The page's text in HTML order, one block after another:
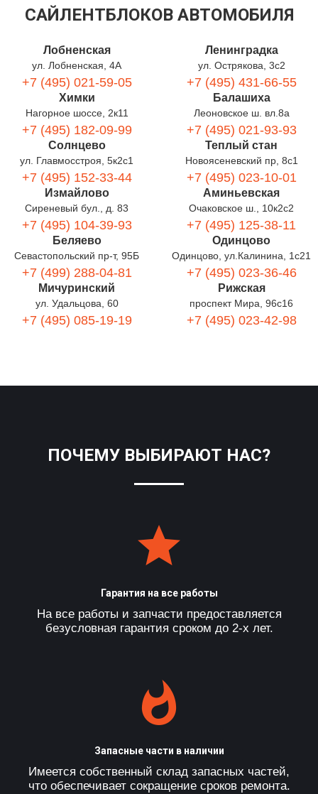
САЙЛЕНТБЛОКОВ АВТОМОБИЛЯ
Лобненская
ул. Лобненская, 4А
+7 (495) 021-59-05
Ленинградка
ул. Острякова, 3с2
+7 (495) 431-66-55
Химки
Нагорное шоссе, 2к11
+7 (495) 182-09-99
Балашиха
Леоновское ш. вл.8а
+7 (495) 021-93-93
Солнцево
ул. Главмосстроя, 5к2с1
+7 (495) 152-33-44
Теплый стан
Новоясеневский пр, 8с1
+7 (495) 023-10-01
Измайлово
Сиреневый бул., д. 83
+7 (495) 104-39-93
Аминьевская
Очаковское ш., 10к2с2
+7 (495) 125-38-11
Беляево
Севастопольский пр-т, 95Б
+7 (499) 288-04-81
Одинцово
Одинцово, ул.Калинина, 1с21
+7 (495) 023-36-46
Мичуринский
ул. Удальцова, 60
+7 (495) 085-19-19
Рижская
проспект Мира, 96с16
+7 (495) 023-42-98
ПОЧЕМУ ВЫБИРАЮТ НАС?
Гарантия на все работы
На все работы и запчасти предоставляется
безусловная гарантия сроком до 2-х лет.
Запасные части в наличии
Имеется собственный склад запасных частей,
что обеспечивает сокращение сроков ремонта.